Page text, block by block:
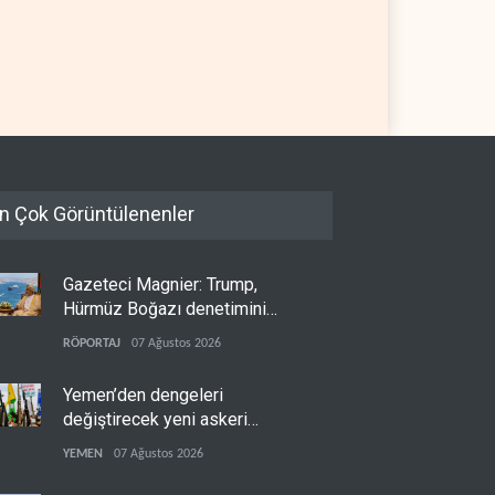
Çok Görüntülenenler
Gazeteci Magnier: Trump,
Hürmüz Boğazı denetimini
doğrudan İran ve Umman'a
RÖPORTAJ 07 Ağustos 2026
Yemen’den dengeleri
değiştirecek yeni askeri
denklem
YEMEN 07 Ağustos 2026